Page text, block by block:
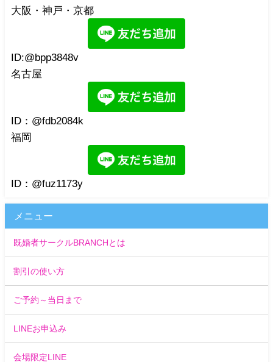
大阪・神戸・京都
ID:@bpp3848v
名古屋
ID：@fdb2084k
福岡
ID：@fuz1173y
メニュー
既婚者サークルBRANCHとは
割引の使い方
ご予約～当日まで
LINEお申込み
会場限定LINE